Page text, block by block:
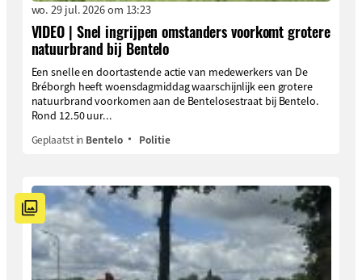
wo. 29 jul. 2026 om 13:23
VIDEO | Snel ingrijpen omstanders voorkomt grotere
natuurbrand bij Bentelo
Een snelle en doortastende actie van medewerkers van De
Bréborgh heeft woensdagmiddag waarschijnlijk een grotere
natuurbrand voorkomen aan de Bentelosestraat bij Bentelo.
Rond 12.50 uur...
Geplaatst in Bentelo Politie